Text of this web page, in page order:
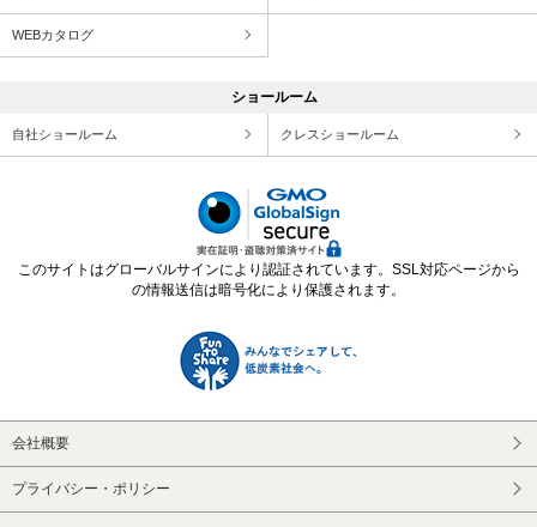
WEBカタログ
ショールーム
自社ショールーム クレスショールーム
このサイトはグローバルサインにより認証されています。SSL対応ページから
の情報送信は暗号化により保護されます。
会社概要
プライバシー・ポリシー